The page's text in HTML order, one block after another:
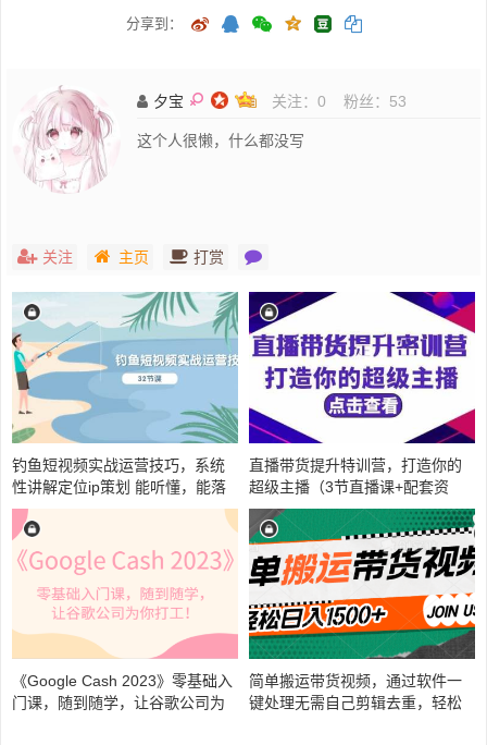
分享到：
夕宝 关注： 0 粉丝： 53
这个人很懒，什么都没写
关注 主页 打赏
钓鱼短视频实战运营技巧，系统
性讲解定位ip策划 能听懂，能落
地，能实操
直播带货提升特训营，打造你的
超级主播（3节直播课+配套资
料）
《Google Cash 2023》零基础入
门课，随到随学，让谷歌公司为
简单搬运带货视频，通过软件一
键处理无需自己剪辑去重，轻松